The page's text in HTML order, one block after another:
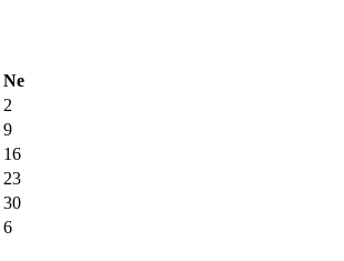
Ne
2
9
16
23
30
6